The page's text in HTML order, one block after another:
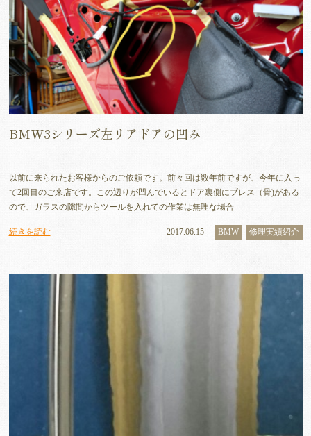
BMW3シリーズ左リアドアの凹み
以前に来られたお客様からのご依頼です。前々回は数年前ですが、今年に入っ
て2回目のご来店です。この辺りが凹んでいるとドア裏側にブレス（骨)がある
ので、ガラスの隙間からツールを入れての作業は無理な場合
続きを読む 2017.06.15 BMW 修理実績紹介